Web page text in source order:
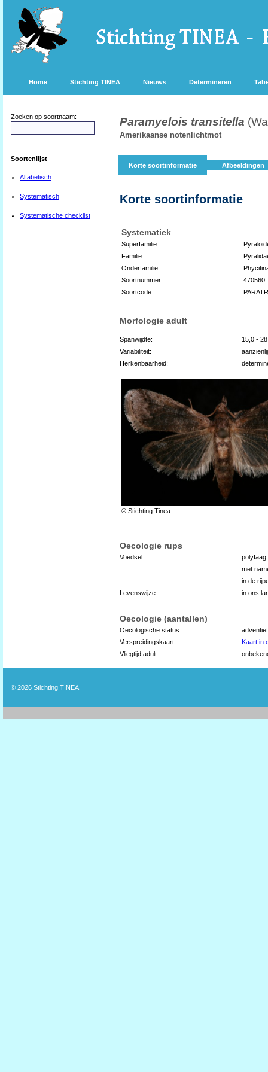
Home Stichting TINEA Nieuws Determineren
Zoeken op soortnaam:
Soortenlijst
Alfabetisch
Systematisch
Systematische checklist
Paramyelois transitella
Amerikaanse notenlichtmot
Korte soortinformatie Afbeeldingen
Korte soortinformatie
Systematiek
Superfamilie:
Familie:
Onderfamilie:
Soortnummer:
470560
Soortcode:
Morfologie adult
Spanwijdte:
15,0 -
Variabiliteit:
Herkenbaarheid:
© Stichting Tinea
Oecologie rups
Voedsel:
polyfaag
met
in de
Levenswijze:
in ons
Oecologie (aantallen)
Oecologische status:
adventief
Verspreidingskaart:
Kaart in
Vliegtijd adult:
© 2026 Stichting TINEA